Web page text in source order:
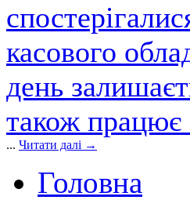
касового
день
також працює
... Читати далі →
Головна